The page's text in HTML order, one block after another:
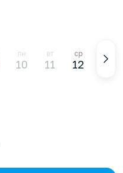
пн
10
вт
11
ср
12
чт
13